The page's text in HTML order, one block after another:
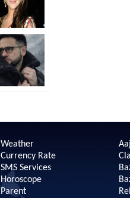
Weather
Currency Rate
SMS Services
Horoscope
Parent